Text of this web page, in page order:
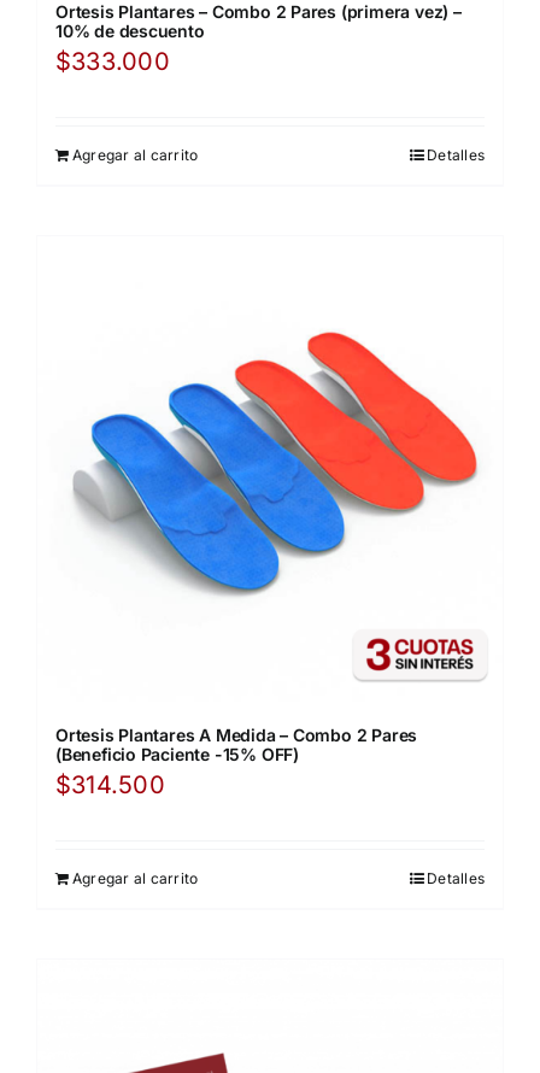
Ortesis Plantares – Combo 2 Pares (primera vez) –
10% de descuento
$333.000
Agregar al carrito Detalles
Ortesis Plantares A Medida – Combo 2 Pares
(Beneficio Paciente -15% OFF)
$314.500
Agregar al carrito Detalles